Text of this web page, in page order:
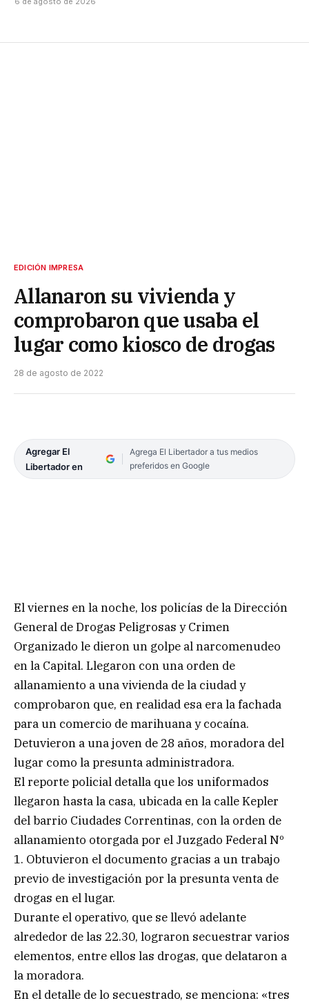
EDICIÓN IMPRESA
Allanaron su vivienda y
comprobaron que usaba el
lugar como kiosco de drogas
28 de agosto de 2022
Agregar El
Libertador en
Agrega El Libertador a tus medios
preferidos en Google
El viernes en la noche, los policías de la Dirección
General de Drogas Peligrosas y Crimen
Organizado le dieron un golpe al narcomenudeo
en la Capital. Llegaron con una orden de
allanamiento a una vivienda de la ciudad y
comprobaron que, en realidad esa era la fachada
para un comercio de marihuana y cocaína.
Detuvieron a una joven de 28 años, moradora del
lugar como la presunta administradora.
El reporte policial detalla que los uniformados
llegaron hasta la casa, ubicada en la calle Kepler
del barrio Ciudades Correntinas, con la orden de
allanamiento otorgada por el Juzgado Federal Nº
1. Obtuvieron el documento gracias a un trabajo
previo de investigación por la presunta venta de
drogas en el lugar.
Durante el operativo, que se llevó adelante
alrededor de las 22.30, lograron secuestrar varios
elementos, entre ellos las drogas, que delataron a
la moradora.
En el detalle de lo secuestrado, se menciona: «tres